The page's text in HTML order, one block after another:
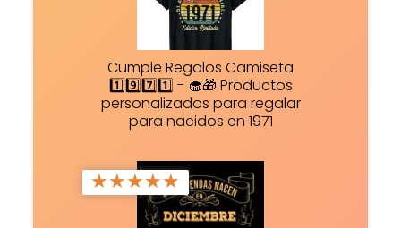
Cumple Regalos Camiseta
1️⃣9️⃣7️⃣1️⃣ - 🧁🎁 Productos
personalizados para regalar
para nacidos en 1971
★★★★★